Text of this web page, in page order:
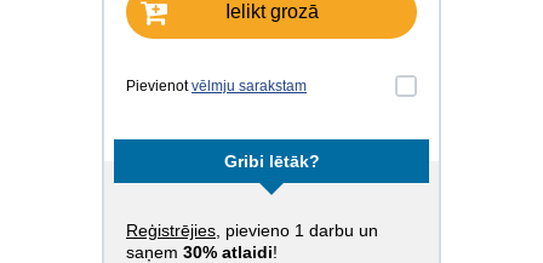
Ielikt grozā
Pievienotvēlmju sarakstam
Gribi lētāk?
Reģistrējies , pievieno 1 darbu un
saņem 30% atlaidi!